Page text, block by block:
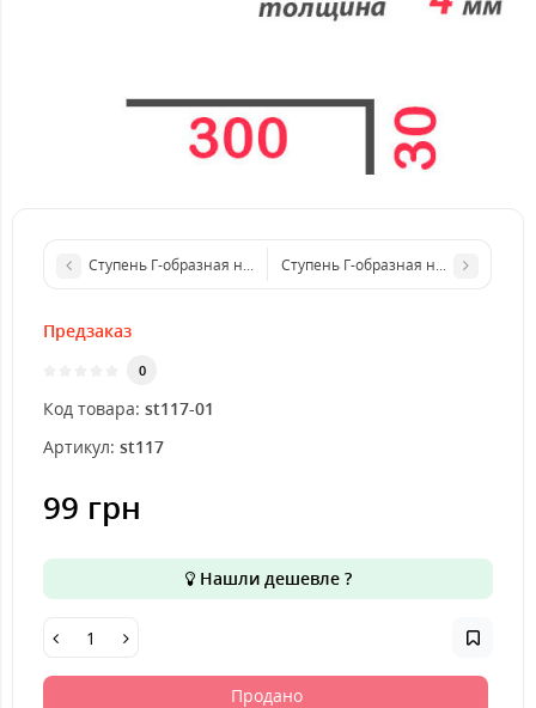
Ступень Г-образная нержавеющая 1250x3 мм
Ступень Г-образная нержавеющая
Предзаказ
0
Код товара: st117-01
Артикул: st117
99 грн
Нашли дешевле ?
Продано